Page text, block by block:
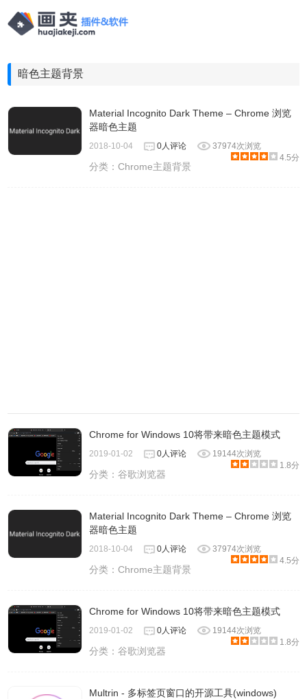
暗色主题背景
Material Incognito Dark Theme – Chrome 浏览
器暗色主题
2018-10-04 0人评论
37974次浏览
4.5分
分类：Chrome主题背景
Chrome for Windows 10将带来暗色主题模式
2019-01-02 0人评论
19144次浏览
1.8分
分类：谷歌浏览器
Material Incognito Dark Theme – Chrome 浏览
器暗色主题
2018-10-04 0人评论
37974次浏览
4.5分
分类：Chrome主题背景
Chrome for Windows 10将带来暗色主题模式
2019-01-02 0人评论
19144次浏览
1.8分
分类：谷歌浏览器
Multrin - 多标签页窗口的开源工具(windows)